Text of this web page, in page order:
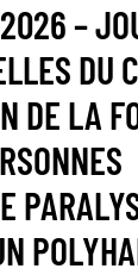
–
DU
DE LA